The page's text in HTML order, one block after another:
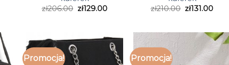
zł206.00 zł129.00
zł210.00 zł131.00
Promocja! Promocja!